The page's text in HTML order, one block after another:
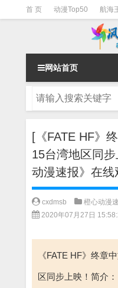
首 页 动漫Top50 航海
一拳超人
网站首页
[《FATE HF》
15台湾地区同
动漫速报》在线
cxdmsb
橙心动漫
2020年07月27日
《FATE HF》终章
区同步上映！简介：